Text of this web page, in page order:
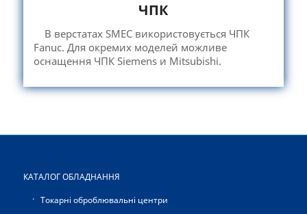
ЧПК
В верстатах SMEC використовується ЧПК
Fanuc. Для окремих моделей можливе
оснащення ЧПК Siemens и Mitsubishi.
КАТАЛОГ ОБЛАДНАННЯ
Токарні оброблювальні центри